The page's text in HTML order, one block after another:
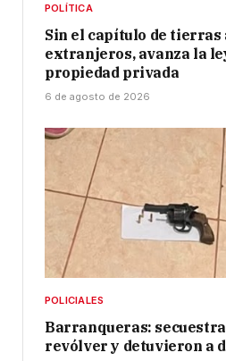
POLÍTICA
Sin el capítulo de tierras
extranjeros, avanza la
propiedad privada
6 de agosto de 2026
POLICIALES
Barranqueras:
revólver y detuvieron a